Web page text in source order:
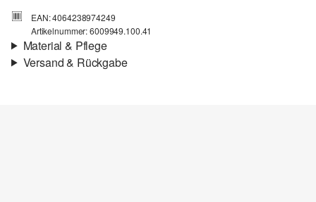
EAN: 4064238974249
Artikelnummer: 6009949.100.41
Material & Pflege
Versand & Rückgabe